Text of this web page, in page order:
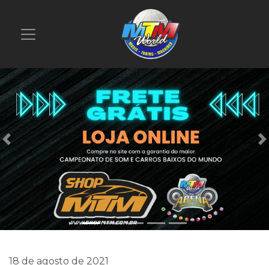
Previous
18 de agosto de 2021